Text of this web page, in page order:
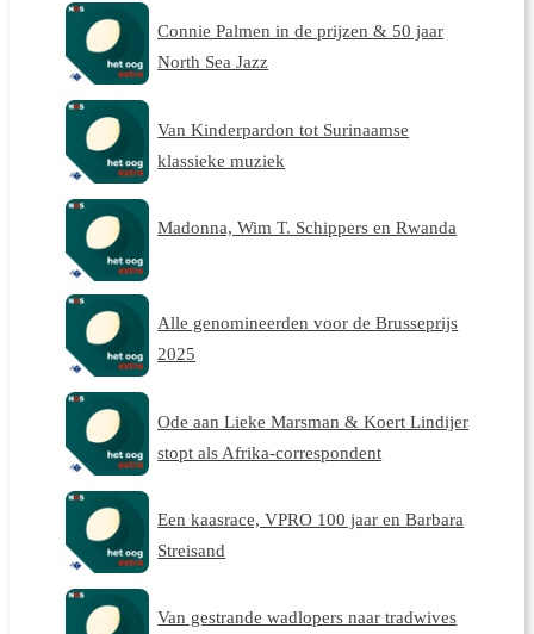
Connie Palmen in de prijzen & 50 jaar
North Sea Jazz
Van Kinderpardon tot Surinaamse
klassieke muziek
Madonna, Wim T. Schippers en Rwanda
Alle genomineerden voor de Brusseprijs
2025
Ode aan Lieke Marsman & Koert Lindijer
stopt als Afrika-correspondent
Een kaasrace, VPRO 100 jaar en Barbara
Streisand
Van gestrande wadlopers naar tradwives